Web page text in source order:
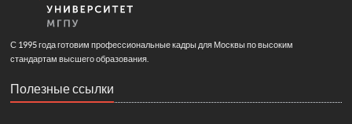
С 1995 года готовим профессиональные кадры для Москвы по высоким
стандартам высшего образования.
Полезные ссылки